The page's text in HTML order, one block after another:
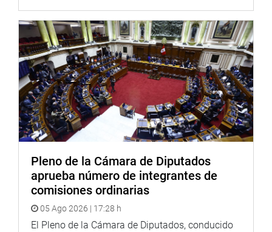
Pleno de la Cámara de Diputados
aprueba número de integrantes de
comisiones ordinarias
05 Ago 2026 | 17:28 h
El Pleno de la Cámara de Diputados, conducido